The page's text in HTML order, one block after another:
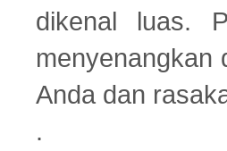
dikenal luas.
menyenangkan
Anda dan
.